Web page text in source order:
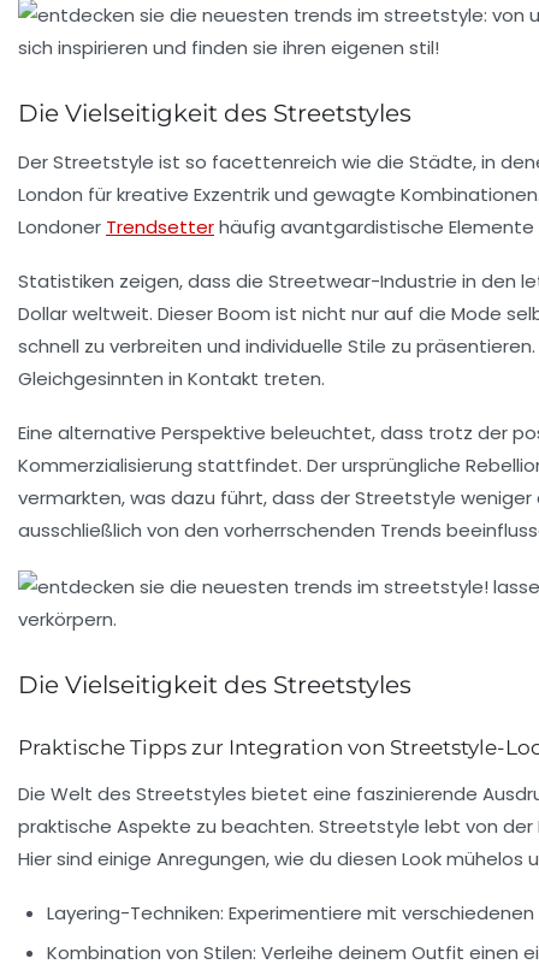
Die Vielseitigkeit des Streetstyles
DerStreetstyle ist so facettenreich wie die Städte, in
London für kreative Exzentrik und gewagte
Londoner Trendsetterhäufig avantgardistische Elemente
Statistiken zeigen, dass die Streetwear-Industrie in den
Dollar weltweit. Dieser Boom ist nicht nur auf die Mode
schnell zu verbreiten und individuelle Stile zu
Gleichgesinnten in Kontakt treten.
Eine alternative Perspektive beleuchtet, dass trotz der
Kommerzialisierung stattfindet. Der ursprüngliche
vermarkten, was dazu führt, dass der Streetstyle
ausschließlich von den vorherrschenden Trends
Die Vielseitigkeit des Streetstyles
Praktische Tipps zur Integration von Streetstyle-
Die Welt des Streetstyles bietet eine faszinierende
praktische Aspekte zu beachten. Streetstyle lebt von der
Hier sind einige Anregungen, wie du diesen Look mühelos
Layering-Techniken: Experimentiere mit
Kombination von Stilen: Verleihe deinem Outfit einen